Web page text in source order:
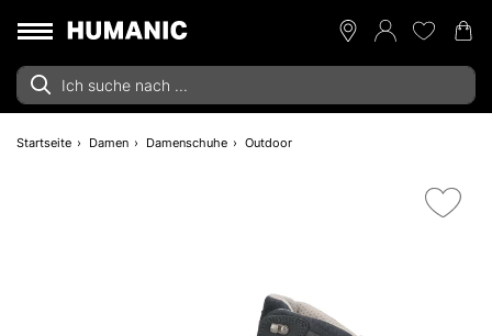
Startseite Damen Damenschuhe Outdoor